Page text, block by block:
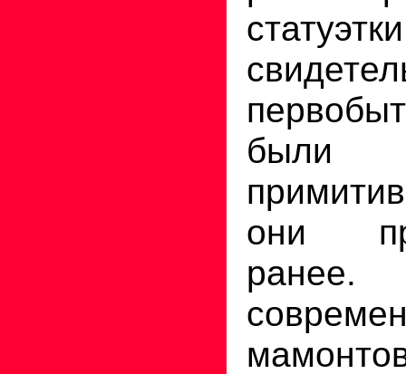
статуэтки
были
они